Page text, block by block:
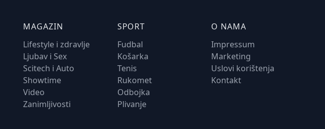
MAGAZIN
Lifestyle i zdravlje
Ljubav i Sex
Scitech i Auto
Showtime
Video
Zanimljivosti
SPORT
Fudbal
Košarka
Tenis
Rukomet
Odbojka
Plivanje
O NAMA
Impressum
Marketing
Uslovi korištenja
Kontakt